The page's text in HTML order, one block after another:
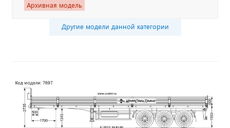
Архивная модель
Другие модели данной категории